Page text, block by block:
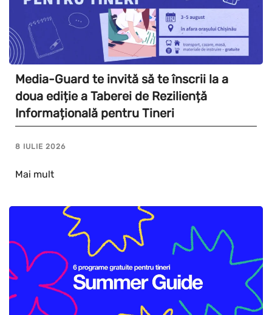
Media-Guard te invită să te înscrii la a
doua ediție a Taberei de Reziliență
Informațională pentru Tineri
8 IULIE 2026
Mai mult